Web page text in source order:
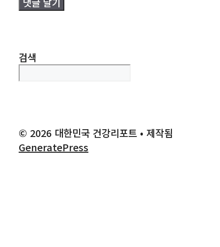
검색
© 2026 대한민국 건강리포트 • 제작됨
GeneratePress